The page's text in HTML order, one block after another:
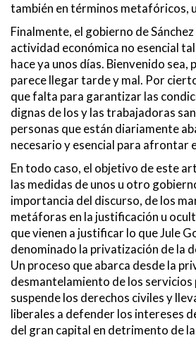
también en términos metafóricos,
Finalmente, el gobierno de
actividad económica no esencial
hace ya unos días. Bienvenido sea,
parece llegar tarde y mal. Por
que falta para garantizar las
dignas de los y las trabajadoras
personas que están diariamente
necesario y esencial para afrontar
En todo caso, el objetivo de este
las medidas de unos u otro
importancia del discurso, de los
metáforas en la justificación u
que vienen a justificar lo que Jule
denominado la privatización de la
Un proceso que abarca desde la
desmantelamiento de los servicios
suspende los derechos civiles y
liberales a defender los intereses
del gran capital en detrimento de